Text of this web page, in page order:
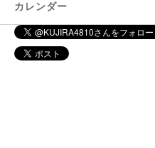
カレンダー